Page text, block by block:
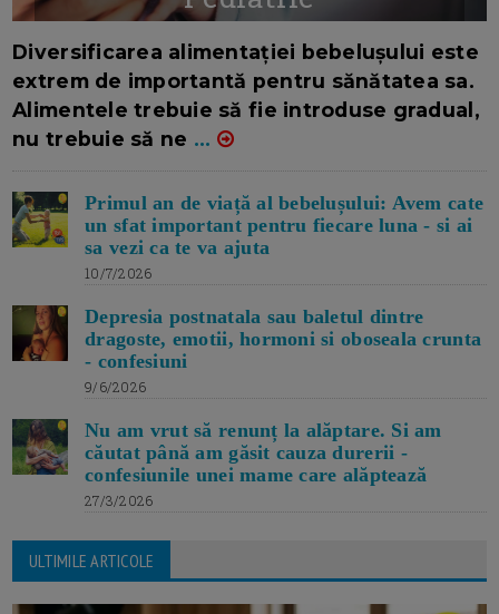
Diversificarea alimentației bebelușului este
extrem de importantă pentru sănătatea sa.
Alimentele trebuie să fie introduse gradual,
nu trebuie să ne ...
Primul an de viață al bebelușului: Avem cate
un sfat important pentru fiecare luna - si ai
sa vezi ca te va ajuta
10/7/2026
Depresia postnatala sau baletul dintre
dragoste, emotii, hormoni si oboseala crunta
- confesiuni
9/6/2026
Nu am vrut să renunț la alăptare. Si am
căutat până am găsit cauza durerii -
confesiunile unei mame care alăptează
27/3/2026
ULTIMILE ARTICOLE